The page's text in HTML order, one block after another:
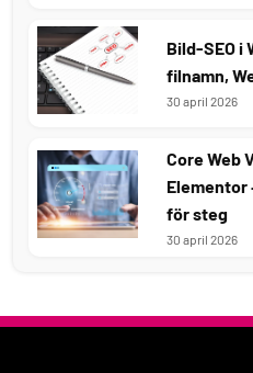
Bild-SEO i
filnamn,
30 april 2026
Core Web
Elementor
för steg
30 april 2026